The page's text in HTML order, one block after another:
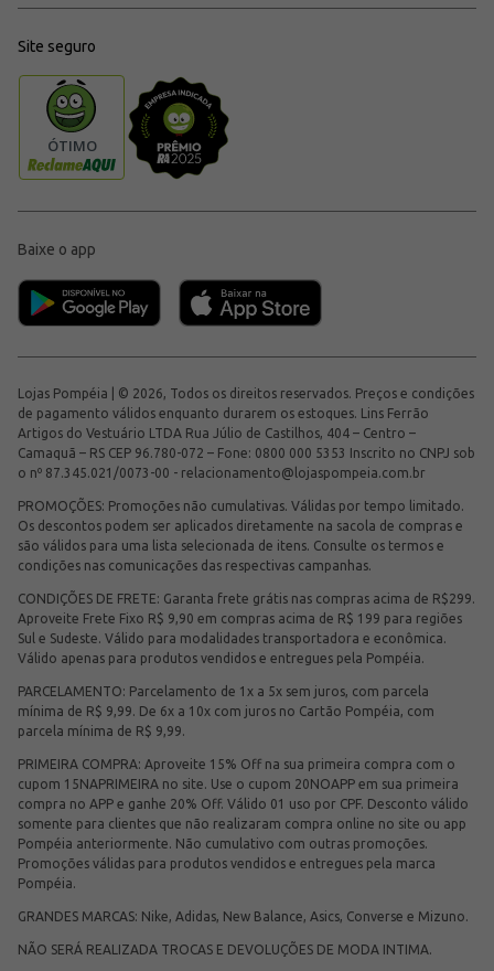
Site seguro
Baixe o app
Lojas Pompéia | © 2026, Todos os direitos reservados. Preços e condições
de pagamento válidos enquanto durarem os estoques. Lins Ferrão
Artigos do Vestuário LTDA Rua Júlio de Castilhos, 404 – Centro –
Camaquã – RS CEP 96.780-072 – Fone: 0800 000 5353 Inscrito no CNPJ sob
o nº 87.345.021/0073-00 - relacionamento@lojaspompeia.com.br
PROMOÇÕES: Promoções não cumulativas. Válidas por tempo limitado.
Os descontos podem ser aplicados diretamente na sacola de compras e
são válidos para uma lista selecionada de itens. Consulte os termos e
condições nas comunicações das respectivas campanhas.
CONDIÇÕES DE FRETE: Garanta frete grátis nas compras acima de R$299.
Aproveite Frete Fixo R$ 9,90 em compras acima de R$ 199 para regiões
Sul e Sudeste. Válido para modalidades transportadora e econômica.
Válido apenas para produtos vendidos e entregues pela Pompéia.
PARCELAMENTO: Parcelamento de 1x a 5x sem juros, com parcela
mínima de R$ 9,99. De 6x a 10x com juros no Cartão Pompéia, com
parcela mínima de R$ 9,99.
PRIMEIRA COMPRA: Aproveite 15% Off na sua primeira compra com o
cupom 15NAPRIMEIRA no site. Use o cupom 20NOAPP em sua primeira
compra no APP e ganhe 20% Off. Válido 01 uso por CPF. Desconto válido
somente para clientes que não realizaram compra online no site ou app
Pompéia anteriormente. Não cumulativo com outras promoções.
Promoções válidas para produtos vendidos e entregues pela marca
Pompéia.
GRANDES MARCAS: Nike, Adidas, New Balance, Asics, Converse e Mizuno.
NÃO SERÁ REALIZADA TROCAS E DEVOLUÇÕES DE MODA INTIMA.